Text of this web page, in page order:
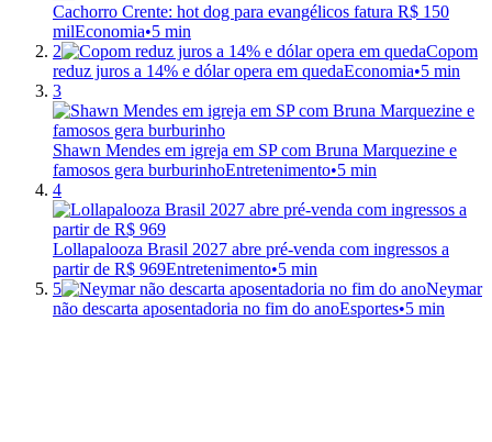
Cachorro Crente: hot dog para evangélicos fatura R$ 150
milEconomia•5 min
2
Copom
reduz juros a 14% e dólar opera em quedaEconomia•5 min
3
Shawn Mendes em igreja em SP com Bruna Marquezine e
famosos gera burburinhoEntretenimento•5 min
4
Lollapalooza Brasil 2027 abre pré-venda com ingressos a
partir de R$ 969Entretenimento•5 min
5
Neymar
não descarta aposentadoria no fim do anoEsportes•5 min